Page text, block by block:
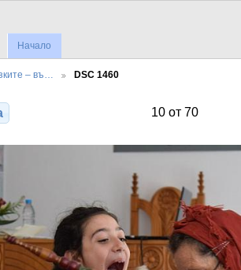
Начало
– въ… DSC 1460
10 от 70